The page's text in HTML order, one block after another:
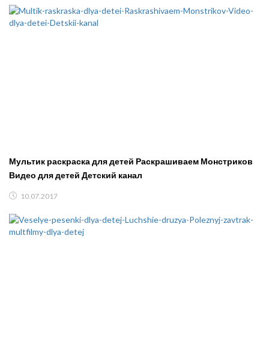
Мультик раскраска для детей Раскрашиваем Монстриков
Видео для детей Детский канал
10.07.2017